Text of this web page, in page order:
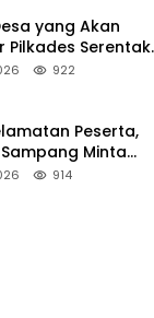
yang Akan
Pilkades Serentak
Sumenep
922
Peserta,
Minta
Jalan Pindah ke
914